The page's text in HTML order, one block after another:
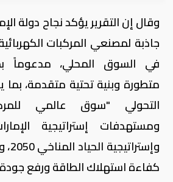
وقال إن التقرير يؤكد نجاح دولة
جاذبة لمصنعي المركبات
في السوق المحلي، مدعوماً
متطورة وبنية تحتية متقدمة،
التحولي "سوق عالمي
كفاءة استهلاك الطاقة ورفع جودة